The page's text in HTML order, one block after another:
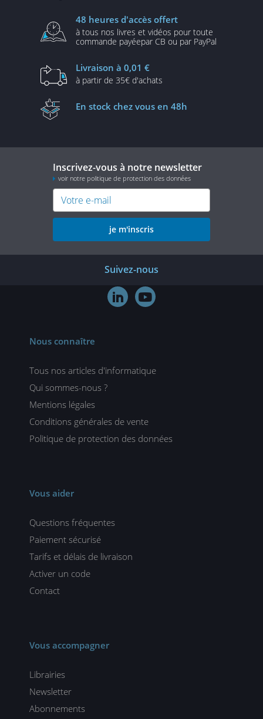
48 heures d'accès offert
à tous nos livres et vidéos pour toute
commande payéepar CB ou par PayPal
Livraison à 0,01 €
à partir de 35€ d'achats
En stock chez vous en 48h
Inscrivez-vous à notre newsletter
voir notre politique de protection des données
je m'inscris
Suivez-nous
 
Nous connaître
Tous nos articles d'informatique
Qui sommes-nous ?
Mentions légales
Conditions générales de vente
Politique de protection des données
Vous aider
Questions fréquentes
Paiement sécurisé
Tarifs et délais de livraison
Activer un code
Contact
Vous accompagner
Librairies
Newsletter
Abonnements